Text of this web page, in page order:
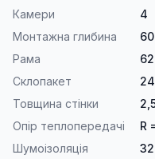
Камери
4
Монтажна глибина
Рама
Склопакет
Товщина стінки
Опір теплопередачі
R
Шумоізоляція